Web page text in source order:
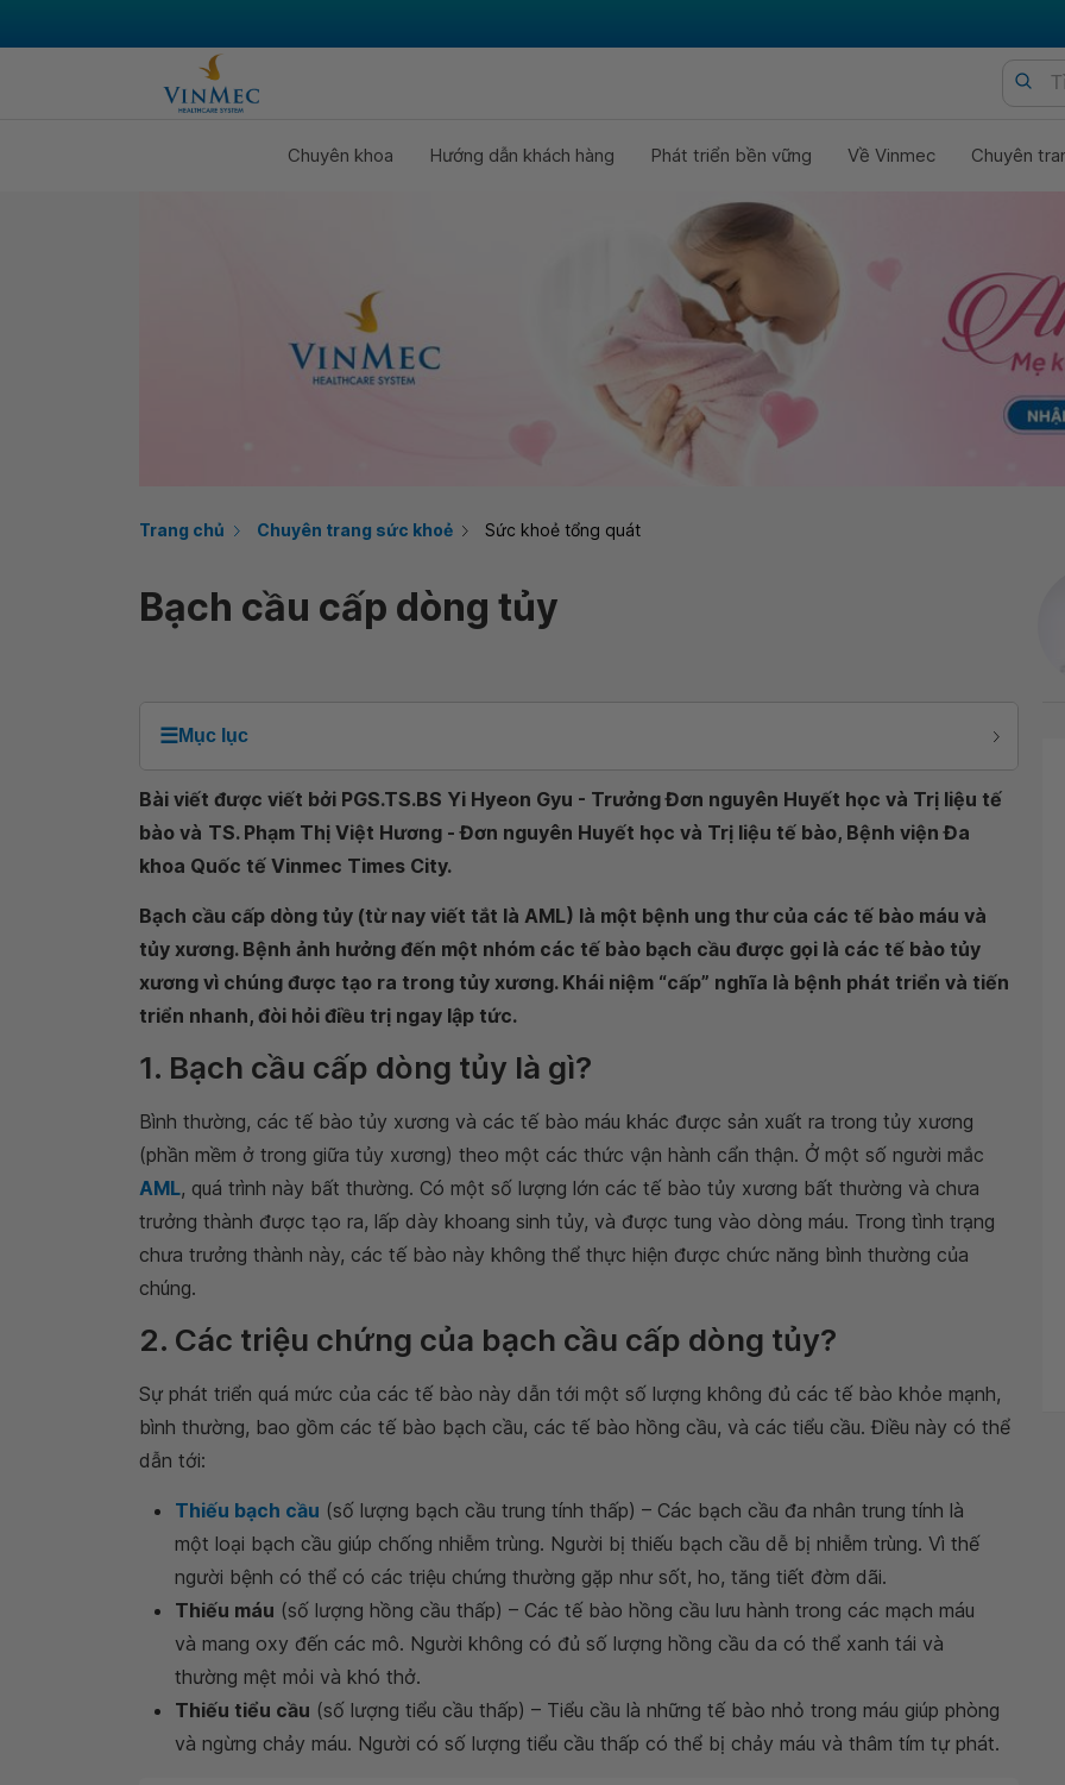
Chuyên khoa Hướng dẫn khách hàng Phát triển bền vững Về Vinmec Chuyên
Trang chủ Chuyên trang sức khoẻ Sức khoẻ tổng quát
Bạch cầu cấp dòng tủy
☰Mục lục
Bài viết được viết bởi PGS.TS.BS Yi Hyeon Gyu - Trưởng Đơn nguyên Huyết học và Trị liệu tế
bào và TS. Phạm Thị Việt Hương - Đơn nguyên Huyết học và Trị liệu tế bào, Bệnh viện Đa
khoa Quốc tế Vinmec Times City.
Bạch cầu cấp dòng tủy (từ nay viết tắt là AML) là một bệnh ung thư của các tế bào máu và
tủy xương. Bệnh ảnh hưởng đến một nhóm các tế bào bạch cầu được gọi là các tế bào tủy
xương vì chúng được tạo ra trong tủy xương. Khái niệm “cấp” nghĩa là bệnh phát triển và tiến
triển nhanh, đòi hỏi điều trị ngay lập tức.
1. Bạch cầu cấp dòng tủy là gì?
Bình thường, các tế bào tủy xương và các tế bào máu khác được sản xuất ra trong tủy xương
(phần mềm ở trong giữa tủy xương) theo một các thức vận hành cẩn thận. Ở một số người mắc
AML, quá trình này bất thường. Có một số lượng lớn các tế bào tủy xương bất thường và chưa
trưởng thành được tạo ra, lấp dày khoang sinh tủy, và được tung vào dòng máu. Trong tình trạng
chưa trưởng thành này, các tế bào này không thể thực hiện được chức năng bình thường của
chúng.
2. Các triệu chứng của bạch cầu cấp dòng tủy?
Sự phát triển quá mức của các tế bào này dẫn tới một số lượng không đủ các tế bào khỏe mạnh,
bình thường, bao gồm các tế bào bạch cầu, các tế bào hồng cầu, và các tiểu cầu. Điều này có thể
dẫn tới:
Thiếu bạch cầu (số lượng bạch cầu trung tính thấp) – Các bạch cầu đa nhân trung tính là
một loại bạch cầu giúp chống nhiễm trùng. Người bị thiếu bạch cầu dễ bị nhiễm trùng. Vì thế
người bệnh có thể có các triệu chứng thường gặp như sốt, ho, tăng tiết đờm dãi.
Thiếu máu (số lượng hồng cầu thấp) – Các tế bào hồng cầu lưu hành trong các mạch máu
và mang oxy đến các mô. Người không có đủ số lượng hồng cầu da có thể xanh tái và
thường mệt mỏi và khó thở.
Thiếu tiểu cầu (số lượng tiểu cầu thấp) – Tiểu cầu là những tế bào nhỏ trong máu giúp phòng
và ngừng chảy máu. Người có số lượng tiểu cầu thấp có thể bị chảy máu và thâm tím tự phát.